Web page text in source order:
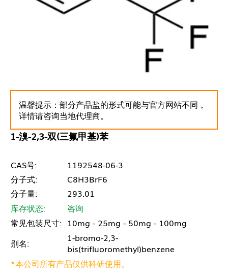
温馨提示：部分产品盐的形式可能与官方网站不同，
详情请咨询当地代理商。
1-溴-2,3-双(三氟甲基)苯
CAS号:
1192548-06-3
分子式:
C8H3BrF6
分子量:
293.01
库存状态:
咨询
常见包装尺寸: 10mg - 25mg - 50mg - 100mg
别名:
1-bromo-2,3-
bis(trifluoromethyl)benzene
*本公司所有产品仅供科研使用。